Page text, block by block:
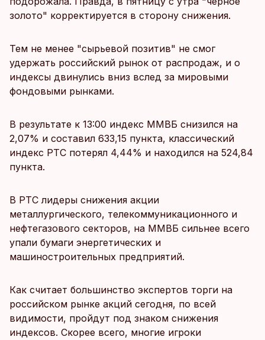
золото" корректируется в сторону снижения.
Тем не менее "сырьевой позитив" не смог
удержать российский рынок от распродаж, и о
индексы двинулись вниз вслед за мировыми
фондовыми рынками.
В результате к 13:00 индекс ММВБ снизился на
2,07% и составил 633,15 пункта, классический
индекс РТС потерял 4,44% и находился на 524,84
пункта.
В РТС лидеры снижения акции
металлургического, телекоммуникационного и
нефтегазового секторов, на ММВБ сильнее всего
упали бумаги энергетических и
машиностроительных предприятий.
Как считает большинство экспертов торги на
российском рынке акций сегодня, по всей
видимости, пройдут под знаком снижения
индексов. Скорее всего, многие игроки